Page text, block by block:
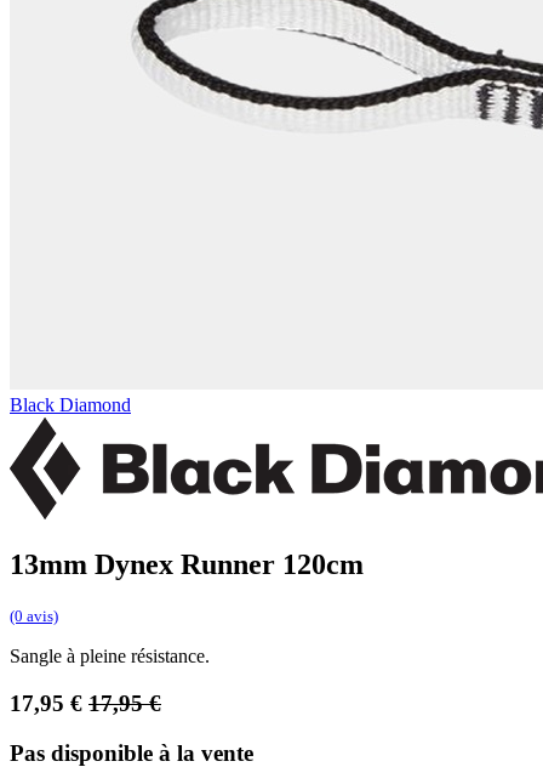
Black Diamond
13mm Dynex Runner 120cm
(0 avis)
Sangle à pleine résistance.
17,95 € 17,95€
Pas disponible à la vente